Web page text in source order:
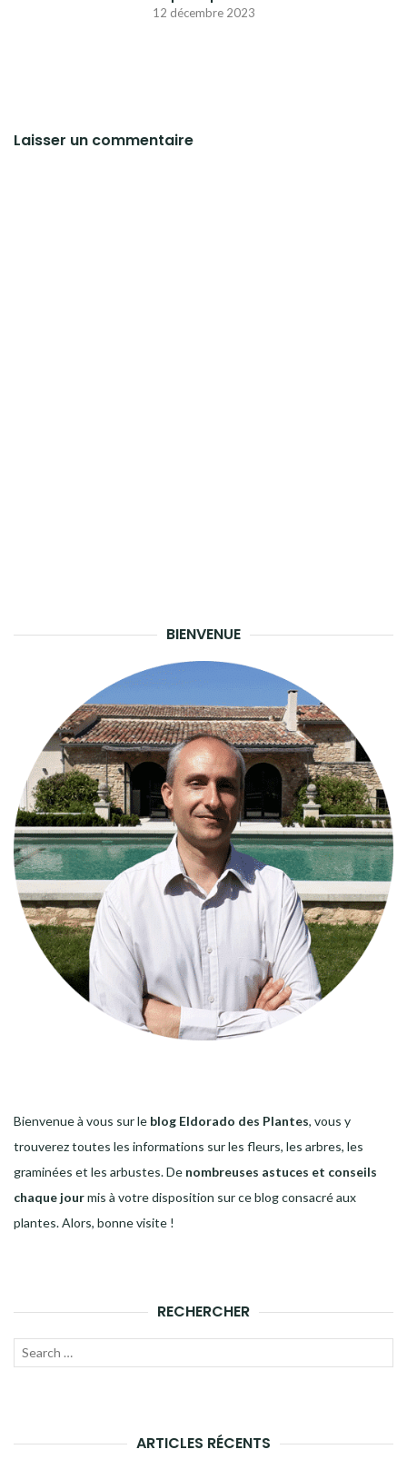
12 décembre 2023
Laisser un commentaire
BIENVENUE
Bienvenue à vous sur le blog Eldorado des Plantes, vous y
trouverez toutes les informations sur les fleurs, les arbres, les
graminées et les arbustes. De nombreuses astuces et conseils
chaque jourmis à votre disposition sur ce blog consacré aux
plantes. Alors, bonne visite !
RECHERCHER
Recherche
ARTICLES RÉCENTS